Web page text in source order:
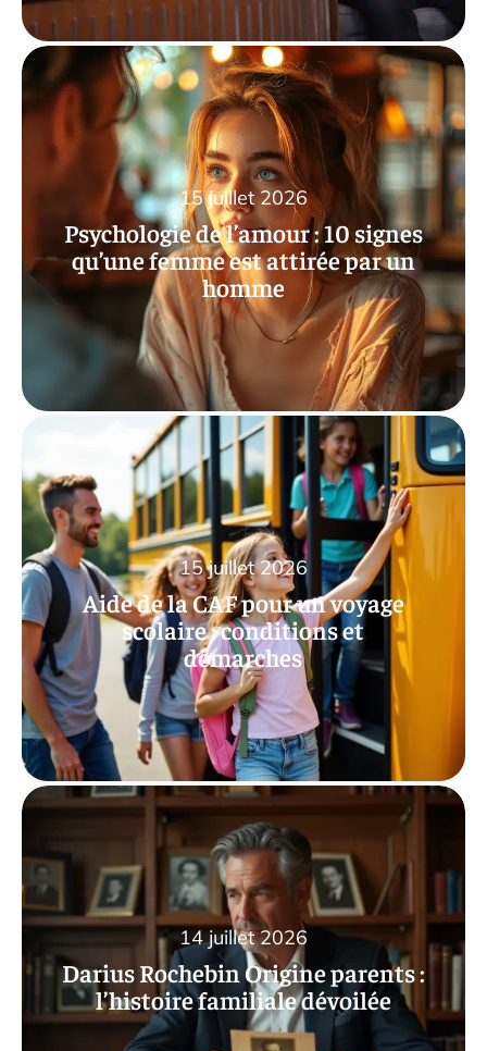
Psychologie de l’amour : 10 signes
qu’une femme est attirée par un
homme
15 juillet 2026
Aide de la CAF pour un voyage
scolaire : conditions et
démarches
15 juillet 2026
Darius Rochebin Origine parents :
l’histoire familiale dévoilée
14 juillet 2026